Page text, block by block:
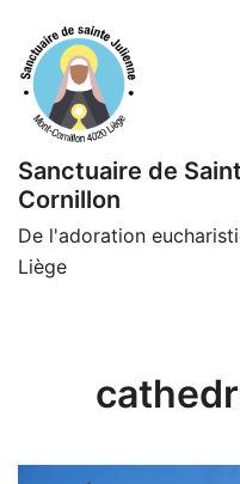
content
Sanctuaire de
Cornillon
De l'adoration
Liège